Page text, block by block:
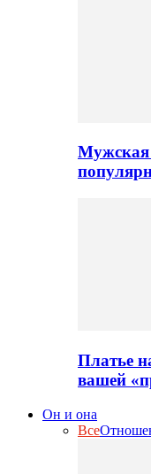
Мужская
Платье
вашей
Он и она
Все